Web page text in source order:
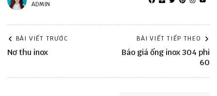
ADMIN
BÀI VIẾT TRƯỚC
Nơ thu inox
BÀI VIẾT TIẾP THEO
Báo giá ống inox 304 phi
60